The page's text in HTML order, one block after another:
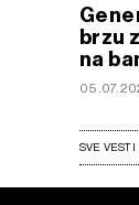
brzu
na
SVE